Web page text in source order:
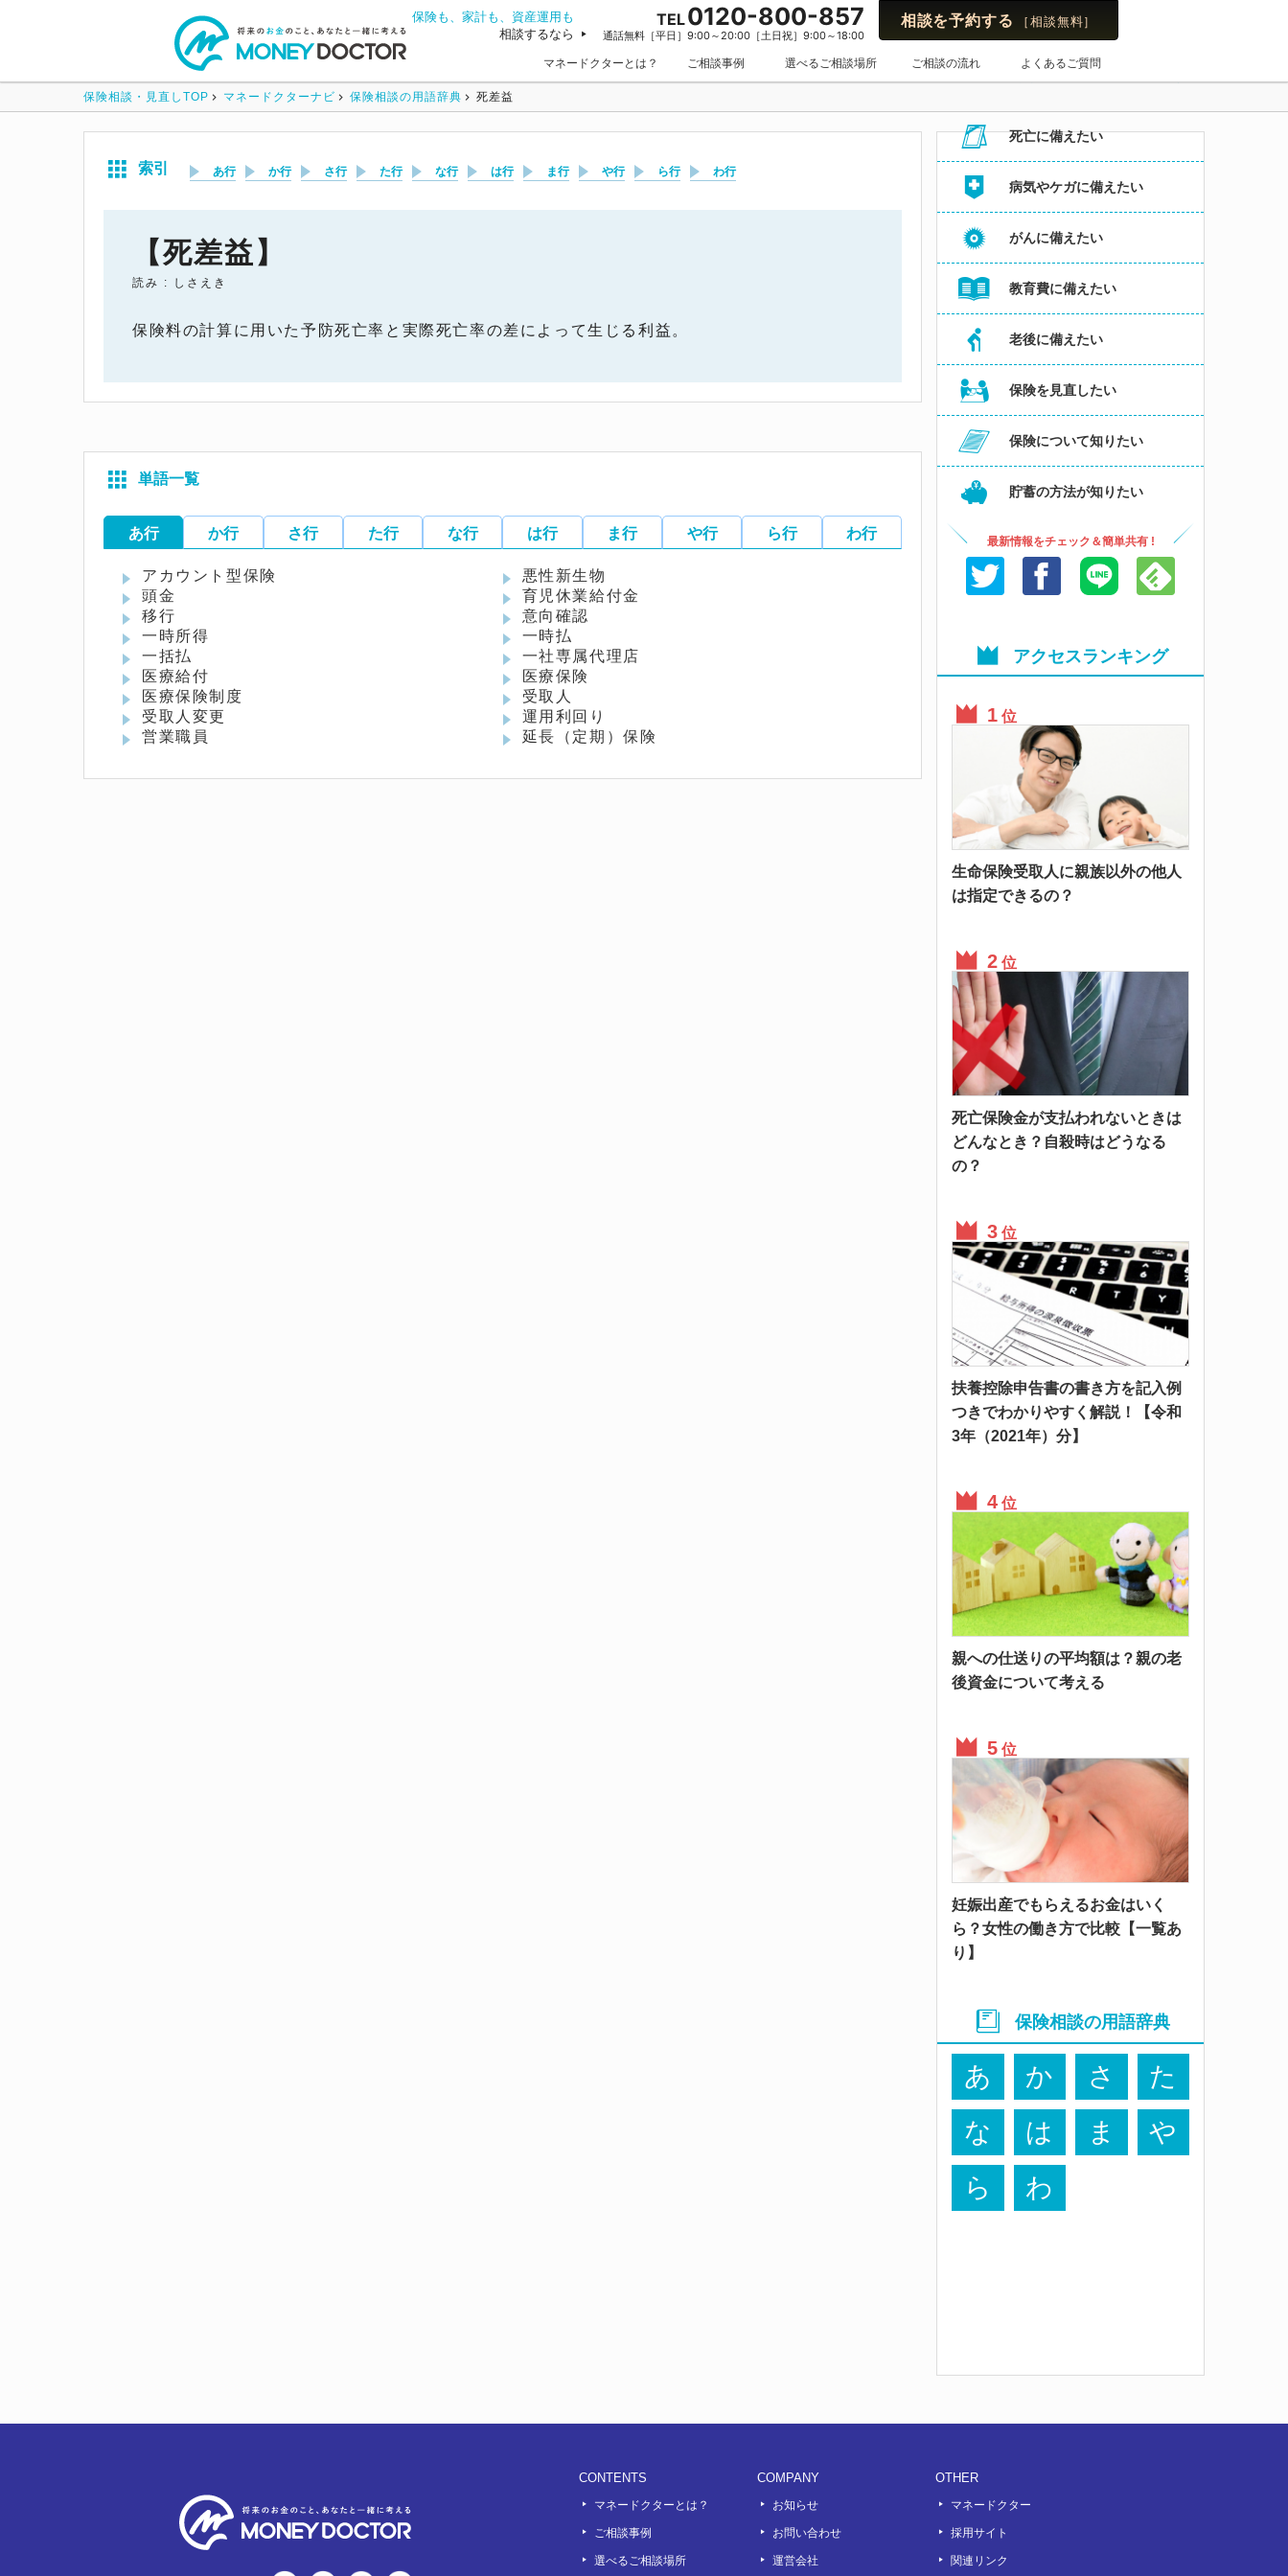
保険も、家計も、資産運用も
相談するなら
TEL0120-800-857
通話無料［平日］9:00～20:00［土日祝］9:00～18:00
相談を予約する ［相談無料］
マネードクターとは？ ご相談事例 選べるご相談場所 ご相談の流れ よくあるご質問
保険相談・見直しTOP マネードクターナビ 保険相談の用語辞典 死差益
索引 あ行 か行 さ行 た行 な行 は行 ま行 や行 ら行 わ行
【死差益】
読み : しさえき
保険料の計算に用いた予防死亡率と実際死亡率の差によって生じる利益。
単語一覧
あ行 か行 さ行 た行 な行 は行 ま行 や行 ら行 わ行
アカウント型保険
悪性新生物
頭金
育児休業給付金
移行
意向確認
一時所得
一時払
一括払
一社専属代理店
医療給付
医療保険
医療保険制度
受取人
受取人変更
運用利回り
営業職員
延長（定期）保険
保険のはてな
死亡に備えたい
病気やケガに備えたい
がんに備えたい
教育費に備えたい
老後に備えたい
保険を見直したい
保険について知りたい
貯蓄の方法が知りたい
最新情報をチェック＆簡単共有 !
アクセスランキング
位
生命保険受取人に親族以外の他人
は指定できるの？
位
死亡保険金が支払われないときは
どんなとき？自殺時はどうなる
の？
位
扶養控除申告書の書き方を記入例
つきでわかりやすく解説！【令和
3年（2021年）分】
位
親への仕送りの平均額は？親の老
後資金について考える
位
妊娠出産でもらえるお金はいく
ら？女性の働き方で比較【一覧あ
り】
保険相談の用語辞典
あ か さ
た
な
は ま
や
ら
わ
CONTENTS
マネードクターとは？
ご相談事例
選べるご相談場所
COMPANY
お知らせ
お問い合わせ
運営会社
OTHER
マネードクター
採用サイト
関連リンク